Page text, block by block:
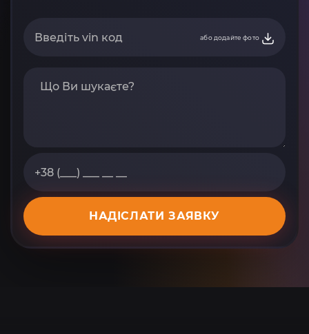
або додайте фото
НАДІСЛАТИ ЗАЯВКУ